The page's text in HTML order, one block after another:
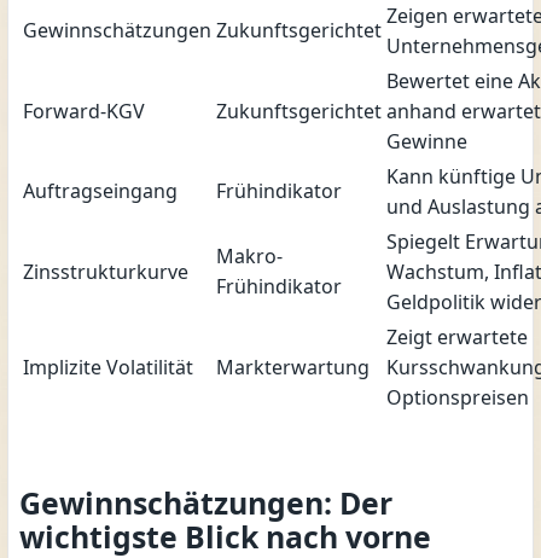
Gewinnschätzungen Zukunftsgerichtet
Zeigen
Forward-KGV Zukunftsgerichtet
Bewertet eine
anhand
Gewinne
Auftragseingang
Frühindikator
Kann künftige
und Auslastung
Zinsstrukturkurve
Makro-
Frühindikator
Spiegelt
Wachstum,
Geldpolitik wider
Implizite Volatilität Markterwartung
Zeigt erwartete
Optionspreisen
Gewinnschätzungen: Der
wichtigste Blick nach vorne